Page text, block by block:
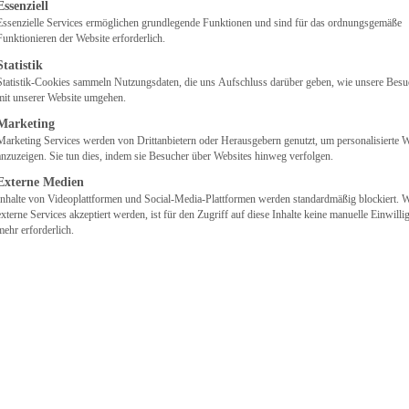
Egal aus welcher Branche Sie kommen –
Produkte und lassen Sie uns darüber
sprechen, wie wir Sie unterstützen können.
Kommunikationsstark
Services ermöglichen grundlegende Funktionen und sind für das ordnungsgemäße
der Website erforderlich.
Cookies sammeln Nutzungsdaten, die uns Aufschluss darüber geben, wie unsere
unserer Website umgehen.
Services werden von Drittanbietern oder Herausgebern genutzt, um personalisierte
Sie tun dies, indem sie Besucher über Websites hinweg verfolgen.
Medien
von Videoplattformen und Social-Media-Plattformen werden standardmäßig blockiert.
Services akzeptiert werden, ist für den Zugriff auf diese Inhalte keine manuelle
erforderlich.